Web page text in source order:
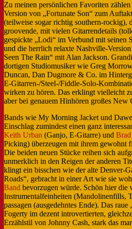
Zu meinen persönlichen Favoriten
Version von „Fortunate Son“ zum
(teilweise sogar richtig southern-rockig),
groovende, mit vielen Gitarrendetails
gespickte „Lodi“ im Verbund mit seinen
und die herrlich relaxte Nashville-
Seen The Rain“ mit Alan Jackson.
dortigen Studiomusiker wie Greg
Duncan, Dan Dugmore & Co. im
E-Gitarren-/Steel-/Fiddle-Solo-
wirken zu hören. Das erklingt vielleicht
aber bei genauem Hinhören großes
Bands wie My Morning Jacket und
Einschlag zumindest einen ganz
Keith Urban (Ganjo, E-Gitarre) und
Picking) überzeugen mit ihrem gewohnt
Die beiden neuen Stücke reihen sich
unmerklich in den Reigen der anderen
klingt ein bisschen wie der alte Denver-
Roads“, gebracht in einer Art wie sie
Band bevorzugen würde. Schön hier die
Instrumentalfeinheiten (Mandolinenfills,
passagen (ausgedehntes Ende). Das
Fogerty im dezent introvertierten,
Erzählstil von Johnny Cash, stark das